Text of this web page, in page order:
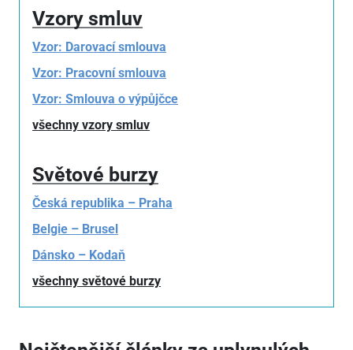
Vzory smluv
Vzor: Darovací smlouva
Vzor: Pracovní smlouva
Vzor: Smlouva o výpůjčce
všechny vzory smluv
Světové burzy
Česká republika – Praha
Belgie – Brusel
Dánsko – Kodaň
všechny světové burzy